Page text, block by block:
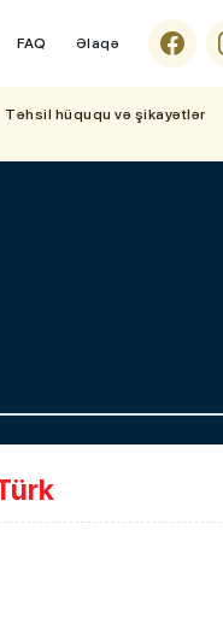
FAQ Əlaqə
Təhsil hüququ və şikayətlər